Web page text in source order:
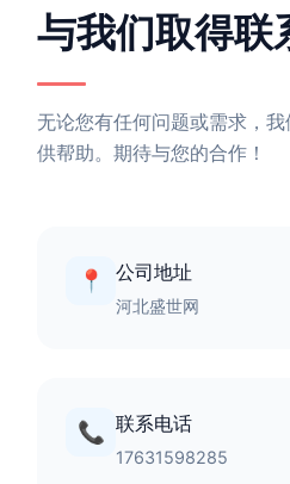
与我们取得联
无论您有任何问题或需求，
供帮助。期待与您的合作！
📍 公司地址
河北盛世网
📞 联系电话
17631598285